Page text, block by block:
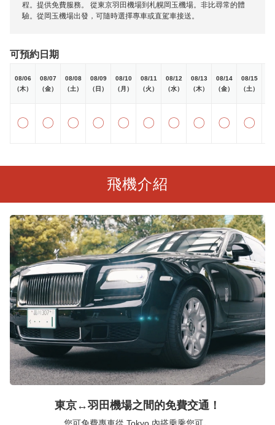
程。提供免費服務。 從東京羽田機場到札幌岡玉機場。非比尋常的體
驗。從岡玉機場出發，可隨時選擇專車或直駕車接送。
可預約日期
08/06
（木）
08/07
（金）
08/08
（土）
08/09
（日）
08/10
（月）
08/11
（火）
08/12
（水）
08/13
（木）
08/14
（金）
08/15
（土）
〇 〇 〇 〇 〇 〇 〇 〇 〇 〇
飛機介紹
東京↔︎羽田機場之間的免費交通！